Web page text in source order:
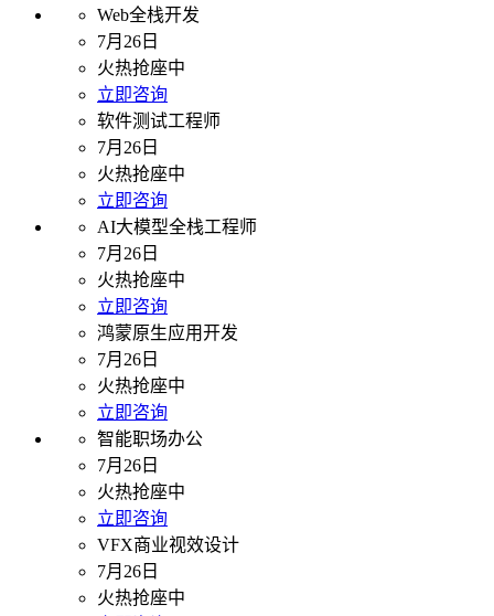
Web全栈开发
7月26日
火热抢座中
立即咨询
软件测试工程师
7月26日
火热抢座中
立即咨询
AI大模型全栈工程师
7月26日
火热抢座中
立即咨询
鸿蒙原生应用开发
7月26日
火热抢座中
立即咨询
智能职场办公
7月26日
火热抢座中
立即咨询
VFX商业视效设计
7月26日
火热抢座中